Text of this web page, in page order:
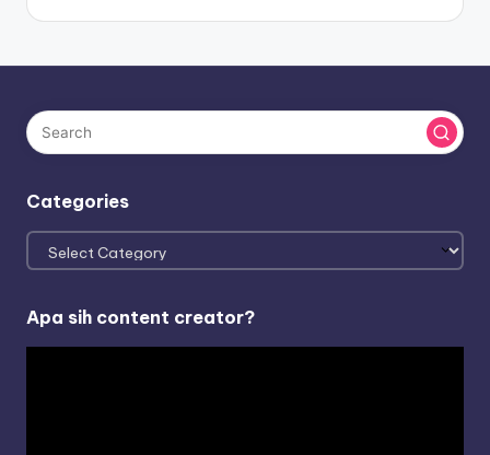
Categories
Categories
Apa sih content creator?